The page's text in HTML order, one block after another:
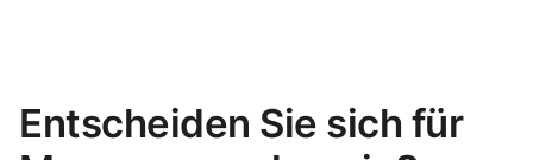
Entscheiden Sie sich für